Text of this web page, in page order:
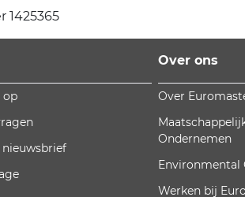
1425365
op
Over ons
Over
Ondernemen
Werken bij